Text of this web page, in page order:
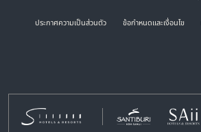
ประกาศความเป็นส่วนตัว ข้อกำหนดและเงื่อนไข